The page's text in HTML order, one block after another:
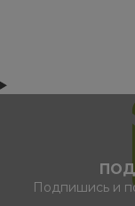
Подпишись и